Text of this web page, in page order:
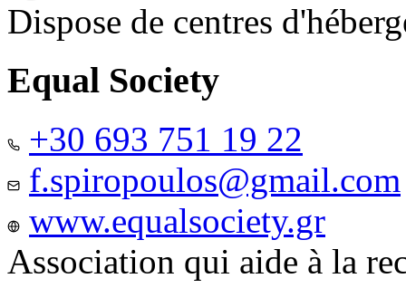
Dispose de centres
Equal Society
+30 693 751 19 22
f.spiropoulos@gmail.com
www.equalsociety.gr
Association qui aide à la